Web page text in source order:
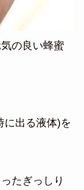
の良い蜂蜜
に出る液体)を
たぎっしり